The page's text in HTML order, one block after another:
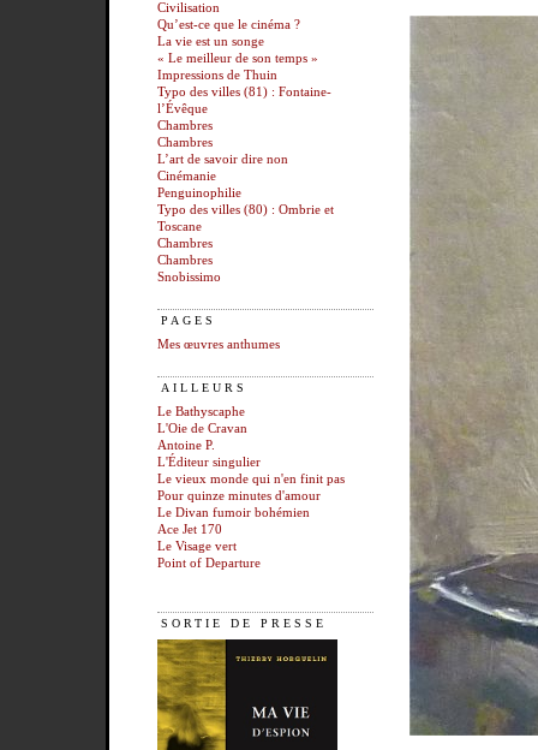
Civilisation
Qu’est-ce que le cinéma ?
La vie est un songe
« Le meilleur de son temps »
Impressions de Thuin
Typo des villes (81) : Fontaine-
l’Évêque
Chambres
Chambres
L’art de savoir dire non
Cinémanie
Penguinophilie
Typo des villes (80) : Ombrie et
Toscane
Chambres
Chambres
Snobissimo
PAGES
Mes œuvres anthumes
AILLEURS
Le Bathyscaphe
L'Oie de Cravan
Antoine P.
L'Éditeur singulier
Le vieux monde qui n'en finit pas
Pour quinze minutes d'amour
Le Divan fumoir bohémien
Ace Jet 170
Le Visage vert
Point of Departure
SORTIE DE PRESSE